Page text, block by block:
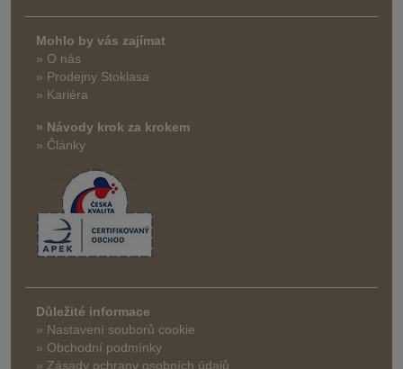
Mohlo by vás zajímat
» O nás
» Prodejny Stoklasa
» Kariéra
» Návody krok za krokem
» Články
Důležité informace
» Nastavení souborů cookie
» Obchodní podmínky
» Zásady ochrany osobních údajů